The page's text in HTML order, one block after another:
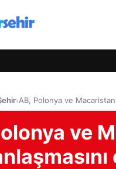
›AB, Polonya ve
ve